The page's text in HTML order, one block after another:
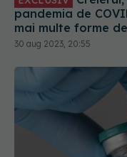
pandemia de
mai multe forme
accelerare a unor
30 aug 2023, 20:55